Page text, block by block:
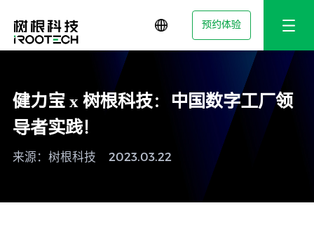
预约体验
健力宝 x 树根科技：中国数字工厂领
导者实践！
来源：树根科技 2023.03.22